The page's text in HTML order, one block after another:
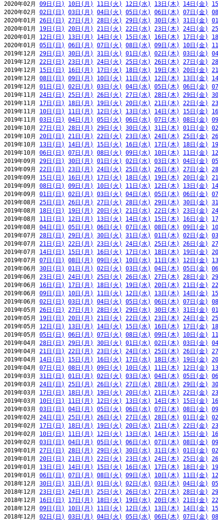
2020年02月 09日(日) 10日(月) 11日(火) 12日(水) 13日(木) 14日(金)
2020年02月 02日(日) 03日(月) 04日(火) 05日(水) 06日(木) 07日(金)
2020年01月 26日(日) 27日(月) 28日(火) 29日(水) 30日(木) 31日(金)
2020年01月 19日(日) 20日(月) 21日(火) 22日(水) 23日(木) 24日(金)
2020年01月 12日(日) 13日(月) 14日(火) 15日(水) 16日(木) 17日(金)
2020年01月 05日(日) 06日(月) 07日(火) 08日(水) 09日(木) 10日(金)
2019年12月 29日(日) 30日(月) 31日(火) 01日(水) 02日(木) 03日(金)
2019年12月 22日(日) 23日(月) 24日(火) 25日(水) 26日(木) 27日(金)
2019年12月 15日(日) 16日(月) 17日(火) 18日(水) 19日(木) 20日(金)
2019年12月 08日(日) 09日(月) 10日(火) 11日(水) 12日(木) 13日(金)
2019年12月 01日(日) 02日(月) 03日(火) 04日(水) 05日(木) 06日(金)
2019年11月 24日(日) 25日(月) 26日(火) 27日(水) 28日(木) 29日(金)
2019年11月 17日(日) 18日(月) 19日(火) 20日(水) 21日(木) 22日(金)
2019年11月 10日(日) 11日(月) 12日(火) 13日(水) 14日(木) 15日(金)
2019年11月 03日(日) 04日(月) 05日(火) 06日(水) 07日(木) 08日(金)
2019年10月 27日(日) 28日(月) 29日(火) 30日(水) 31日(木) 01日(金)
2019年10月 20日(日) 21日(月) 22日(火) 23日(水) 24日(木) 25日(金)
2019年10月 13日(日) 14日(月) 15日(火) 16日(水) 17日(木) 18日(金)
2019年10月 06日(日) 07日(月) 08日(火) 09日(水) 10日(木) 11日(金)
2019年09月 29日(日) 30日(月) 01日(火) 02日(水) 03日(木) 04日(金)
2019年09月 22日(日) 23日(月) 24日(火) 25日(水) 26日(木) 27日(金)
2019年09月 15日(日) 16日(月) 17日(火) 18日(水) 19日(木) 20日(金)
2019年09月 08日(日) 09日(月) 10日(火) 11日(水) 12日(木) 13日(金)
2019年09月 01日(日) 02日(月) 03日(火) 04日(水) 05日(木) 06日(金)
2019年08月 25日(日) 26日(月) 27日(火) 28日(水) 29日(木) 30日(金)
2019年08月 18日(日) 19日(月) 20日(火) 21日(水) 22日(木) 23日(金)
2019年08月 11日(日) 12日(月) 13日(火) 14日(水) 15日(木) 16日(金)
2019年08月 04日(日) 05日(月) 06日(火) 07日(水) 08日(木) 09日(金)
2019年07月 28日(日) 29日(月) 30日(火) 31日(水) 01日(木) 02日(金)
2019年07月 21日(日) 22日(月) 23日(火) 24日(水) 25日(木) 26日(金)
2019年07月 14日(日) 15日(月) 16日(火) 17日(水) 18日(木) 19日(金)
2019年07月 07日(日) 08日(月) 09日(火) 10日(水) 11日(木) 12日(金)
2019年06月 30日(日) 01日(月) 02日(火) 03日(水) 04日(木) 05日(金)
2019年06月 23日(日) 24日(月) 25日(火) 26日(水) 27日(木) 28日(金)
2019年06月 16日(日) 17日(月) 18日(火) 19日(水) 20日(木) 21日(金)
2019年06月 09日(日) 10日(月) 11日(火) 12日(水) 13日(木) 14日(金)
2019年06月 02日(日) 03日(月) 04日(火) 05日(水) 06日(木) 07日(金)
2019年05月 26日(日) 27日(月) 28日(火) 29日(水) 30日(木) 31日(金)
2019年05月 19日(日) 20日(月) 21日(火) 22日(水) 23日(木) 24日(金)
2019年05月 12日(日) 13日(月) 14日(火) 15日(水) 16日(木) 17日(金)
2019年05月 05日(日) 06日(月) 07日(火) 08日(水) 09日(木) 10日(金)
2019年04月 28日(日) 29日(月) 30日(火) 01日(水) 02日(木) 03日(金)
2019年04月 21日(日) 22日(月) 23日(火) 24日(水) 25日(木) 26日(金)
2019年04月 14日(日) 15日(月) 16日(火) 17日(水) 18日(木) 19日(金)
2019年04月 07日(日) 08日(月) 09日(火) 10日(水) 11日(木) 12日(金)
2019年03月 31日(日) 01日(月) 02日(火) 03日(水) 04日(木) 05日(金)
2019年03月 24日(日) 25日(月) 26日(火) 27日(水) 28日(木) 29日(金)
2019年03月 17日(日) 18日(月) 19日(火) 20日(水) 21日(木) 22日(金)
2019年03月 10日(日) 11日(月) 12日(火) 13日(水) 14日(木) 15日(金)
2019年03月 03日(日) 04日(月) 05日(火) 06日(水) 07日(木) 08日(金)
2019年02月 24日(日) 25日(月) 26日(火) 27日(水) 28日(木) 01日(金)
2019年02月 17日(日) 18日(月) 19日(火) 20日(水) 21日(木) 22日(金)
2019年02月 10日(日) 11日(月) 12日(火) 13日(水) 14日(木) 15日(金)
2019年02月 03日(日) 04日(月) 05日(火) 06日(水) 07日(木) 08日(金)
2019年01月 27日(日) 28日(月) 29日(火) 30日(水) 31日(木) 01日(金)
2019年01月 20日(日) 21日(月) 22日(火) 23日(水) 24日(木) 25日(金)
2019年01月 13日(日) 14日(月) 15日(火) 16日(水) 17日(木) 18日(金)
2019年01月 06日(日) 07日(月) 08日(火) 09日(水) 10日(木) 11日(金)
2018年12月 30日(日) 31日(月) 01日(火) 02日(水) 03日(木) 04日(金)
2018年12月 23日(日) 24日(月) 25日(火) 26日(水) 27日(木) 28日(金)
2018年12月 16日(日) 17日(月) 18日(火) 19日(水) 20日(木) 21日(金)
2018年12月 09日(日) 10日(月) 11日(火) 12日(水) 13日(木) 14日(金)
2018年12月 02日(日) 03日(月) 04日(火) 05日(水) 06日(木) 07日(金)